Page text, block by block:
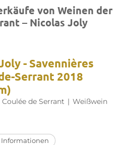
von Weinen der
– Nicolas Joly
- Savennières
Serrant 2018
de Serrant | Weißwein
Informationen